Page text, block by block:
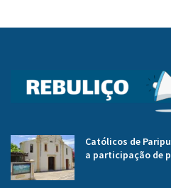
Católicos de
a participação de